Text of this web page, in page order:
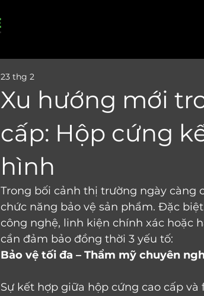
Xu hướng mới
cấp: Hộp cứng
hình
23 thg 2
Trong bối cảnh thị trường ngày càng
chức năng bảo vệ sản phẩm. Đặc
công nghệ, linh kiện chính xác hoặc
cần đảm bảo đồng thời 3 yếu tố:
Bảo vệ tối đa – Thẩm mỹ chuyên
Sự kết hợp giữa hộp cứng cao cấp